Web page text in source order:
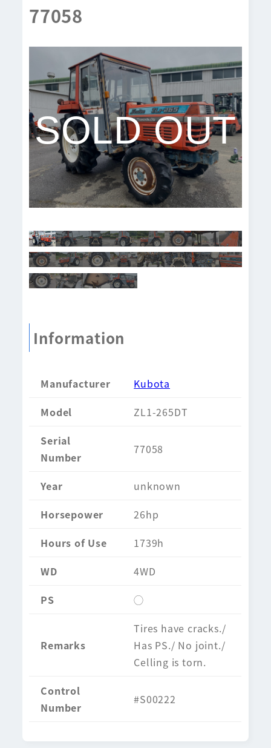
77058
SOLD OUT
Information
Manufacturer
Kubota
Model
ZL1-265DT
Serial
Number
77058
Year
unknown
Horsepower
26hp
Hours of Use
1739h
WD
4WD
PS
◯
Remarks
Tires have cracks./
Has PS./ No joint./
Celling is torn.
Control
Number
#S00222